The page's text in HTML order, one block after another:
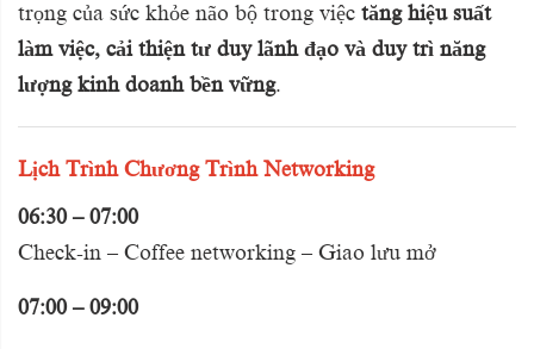
trọng của sức khỏe não bộ trong việc tăng hiệu suất
làm việc, cải thiện tư duy lãnh đạo và duy trì năng
lượng kinh doanh bền vững.
Lịch Trình Chương Trình Networking
06:30 – 07:00
Check-in – Coffee networking – Giao lưu mở
07:00 – 09:00